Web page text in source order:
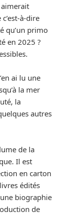
aimerait
à-dire
qu’un primo
en 2025 ?
ai lu une
la mer
la
autres
de la
Il est
en carton
édités
biographie
de